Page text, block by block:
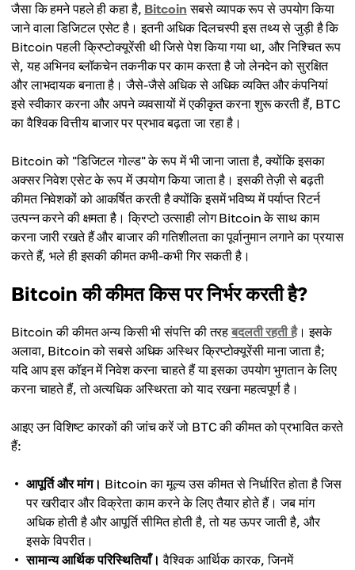
जैसा कि हमने पहले ही कहा है, Bitcoin सबसे व्यापक रूप से उपयोग किया
जाने वाला डिजिटल एसेट है। इतनी अधिक दिलचस्पी इस तथ्य से जुड़ी है कि
Bitcoin पहली क्रिप्टोक्यूरेंसी थी जिसे पेश किया गया था, और निश्चित रूप
से, यह अभिनव ब्लॉकचेन तकनीक पर काम करता है जो लेनदेन को सुरक्षित
और लाभदायक बनाता है। जैसे-जैसे अधिक से अधिक व्यक्ति और कंपनियां
इसे स्वीकार करना और अपने व्यवसायों में एकीकृत करना शुरू करती हैं, BTC
का वैश्विक वित्तीय बाजार पर प्रभाव बढ़ता जा रहा है।
Bitcoin को "डिजिटल गोल्ड" के रूप में भी जाना जाता है, क्योंकि इसका
अक्सर निवेश एसेट के रूप में उपयोग किया जाता है। इसकी तेज़ी से बढ़ती
कीमत निवेशकों को आकर्षित करती है क्योंकि इसमें भविष्य में पर्याप्त रिटर्न
उत्पन्न करने की क्षमता है। क्रिप्टो उत्साही लोग Bitcoin के साथ काम
करना जारी रखते हैं और बाजार की गतिशीलता का पूर्वानुमान लगाने का प्रयास
करते हैं, भले ही इसकी कीमत कभी-कभी गिर सकती है।
Bitcoin की कीमत किस पर निर्भर करती है?
Bitcoin की कीमत अन्य किसी भी संपत्ति की तरहबदलती रहती है। इसके
अलावा, Bitcoin को सबसे अधिक अस्थिर क्रिप्टोक्यूरेंसी माना जाता है;
यदि आप इस कॉइन में निवेश करना चाहते हैं या इसका उपयोग भुगतान के लिए
करना चाहते हैं, तो अत्यधिक अस्थिरता को याद रखना महत्वपूर्ण है।
आइए उन विशिष्ट कारकों की जांच करें जो BTC की कीमत को प्रभावित करते
हैं:
आपूर्ति और मांग। Bitcoin का मूल्य उस कीमत से निर्धारित होता है जिस
पर खरीदार और विक्रेता काम करने के लिए तैयार होते हैं। जब मांग
अधिक होती है और आपूर्ति सीमित होती है, तो यह ऊपर जाती है, और
इसके विपरीत।
सामान्य आर्थिक परिस्थितियाँ। वैश्विक आर्थिक कारक, जिनमें